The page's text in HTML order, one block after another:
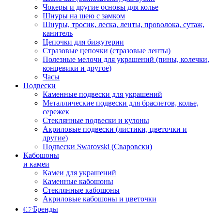
Чокеры и другие основы для колье
Шнуры на шею с замком
Шнуры, тросик, леска, ленты, проволока, сутаж,
канитель
Цепочки для бижутерии
Стразовые цепочки (стразовые ленты)
Полезные мелочи для украшений (пины, колечки,
концевики и другое)
Часы
Подвески
Каменные подвески для украшений
Металлические подвески для браслетов, колье,
сережек
Стеклянные подвески и кулоны
Акриловые подвески (листики, цветочки и
другие)
Подвески Swarovski (Сваровски)
Кабошоны
и камеи
Камеи для украшений
Каменные кабошоны
Стеклянные кабошоны
Акриловые кабошоны и цветочки
👉Бренды